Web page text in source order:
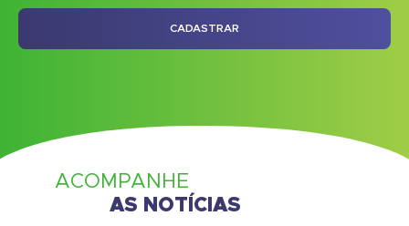
CADASTRAR
ACOMPANHE
AS NOTÍCIAS